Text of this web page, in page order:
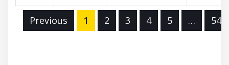
Previous 1 2 3 4 5 … 541